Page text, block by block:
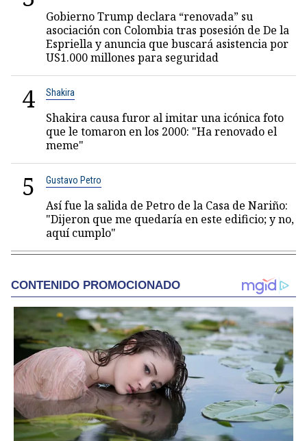
Gobierno Trump declara “renovada” su
asociación con Colombia tras posesión de De la
Espriella y anuncia que buscará asistencia por
US1.000 millones para seguridad
4 Shakira
Shakira causa furor al imitar una icónica foto
que le tomaron en los 2000: "Ha renovado el
meme"
5 Gustavo Petro
Así fue la salida de Petro de la Casa de Nariño:
"Dijeron que me quedaría en este edificio; y no,
aquí cumplo"